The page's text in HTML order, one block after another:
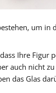
um in
Ihre Figur
auch nicht
das Glas